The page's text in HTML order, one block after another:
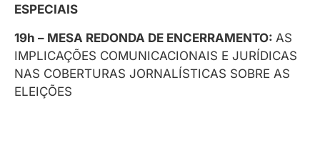
ESPECIAIS
19h – MESA REDONDA DE ENCERRAMENTO: AS
IMPLICAÇÕES COMUNICACIONAIS E JURÍDICAS
NAS COBERTURAS JORNALÍSTICAS SOBRE AS
ELEIÇÕES